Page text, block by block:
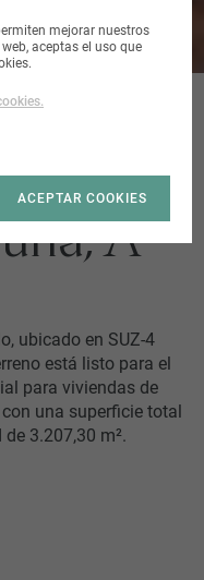
|
A
ubicado en SUZ-4
está listo para el
para viviendas de
una superficie total
3.207,30 m².
mejorar nuestros
aceptas el uso que
ACEPTAR COOKIES